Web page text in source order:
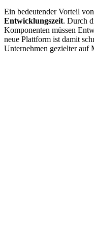
Ein bedeutender Vorteil
Entwicklungszeit. Durch
Komponenten müssen
neue Plattform ist damit
Unternehmen gezielter auf